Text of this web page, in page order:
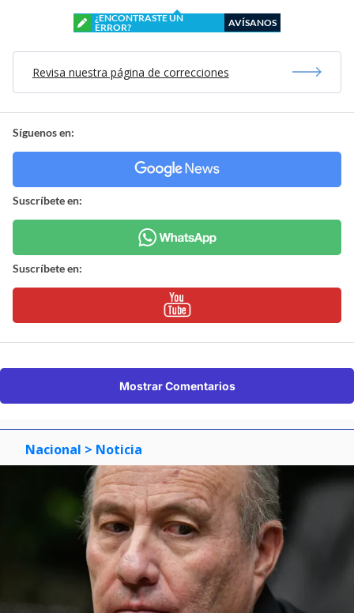
¿ENCONTRASTE UN
ERROR?
AVÍSANOS
Revisa nuestra página de correcciones
Síguenos en:
Suscríbete en:
Suscríbete en:
Mostrar Comentarios
Nacional > Noticia